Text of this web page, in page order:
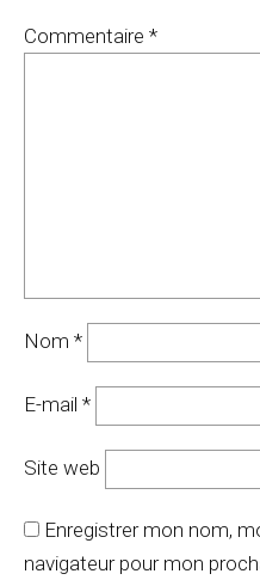
Commentaire *
Nom *
E-mail *
Site web
Enregistrer mon nom,
navigateur pour mon